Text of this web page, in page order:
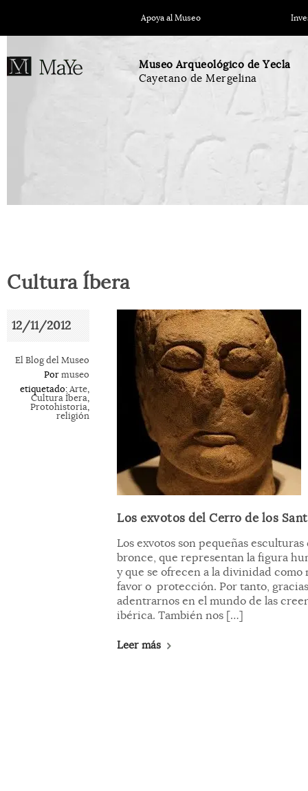
Apoya al Museo
Museo Arqueológico de Yecla
Cayetano de Mergelina
Cultura Íbera
12/11/2012
El Blog del Museo
Por museo
etiquetado: Arte,
Cultura Íbera,
Protohistoria,
religión
Los exvotos del Cerro de los
Los exvotos son pequeñas
bronce, que representan la figura
y que se ofrecen a la divinidad
favor o protección. Por tanto,
adentrarnos en el mundo de las
ibérica. También nos […]
Leer más